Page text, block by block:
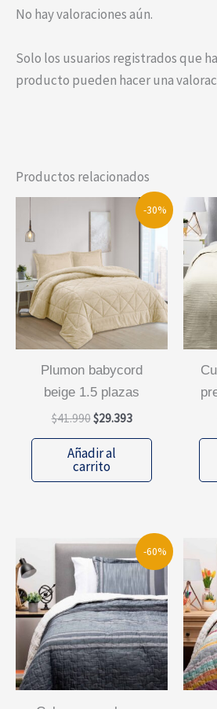
No hay valoraciones aún.
Solo los usuarios registrados que
producto pueden hacer una
Productos relacionados
-30%
plumon babycord
beige 1.5 plazas
$41.990El
original
era:
$29.393El
actual
$29.393.
Añadir al
carrito
cubrecama bordado
-60%